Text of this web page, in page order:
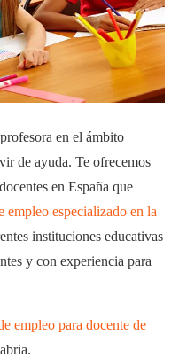
en el ámbito
de ayuda. Te ofrecemos
en España que
empleo especializado en la
instituciones educativas
y con experiencia para
empleo para docente de